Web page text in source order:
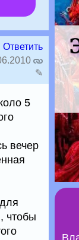
Ответить
✎
5
вечер
чтобы